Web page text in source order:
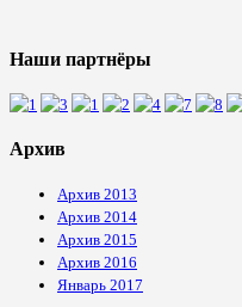
Наши партнёры
Архив
Архив 2013
Архив 2014
Архив 2015
Архив 2016
Январь 2017